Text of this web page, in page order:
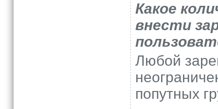
Какое
внести
Любой
попутных